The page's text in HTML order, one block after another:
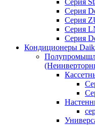
Серия
Серия
Серия
Серия
Серия
Кондиционеры